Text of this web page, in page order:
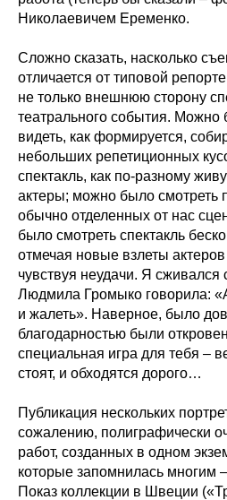
Николаевичем Еременко.
Сложно сказать, насколько
отличается от типовой
не только внешнюю сторону
театрального события.
видеть, как формируется,
небольших репетиционных
спектакль, как по-разному
актеры; можно было смотреть
обычно отделенных от нас
было смотреть спектакль
отмечая новые взлеты
чувствуя неудачи. Я сживался
Людмила Громыко говорила:
и жалеть». Наверное, было
благодарностью были
специальная игра для тебя –
стоят, и обходятся дорого…
Публикация нескольких
сожалению, полиграфически
работ, созданных в одном
которые запомнилась многим
Показ коллекции в Швеции